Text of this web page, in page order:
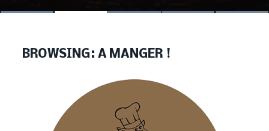
BROWSING: A MANGER !